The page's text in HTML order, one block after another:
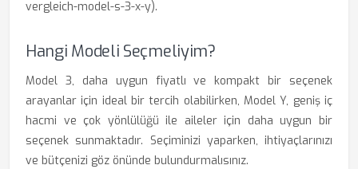
vergleich-model-s-3-x-y).
Hangi Modeli Seçmeliyim?
Model 3, daha uygun fiyatlı ve kompakt bir seçenek
arayanlar için ideal bir tercih olabilirken, Model Y, geniş iç
hacmi ve çok yönlülüğü ile aileler için daha uygun bir
seçenek sunmaktadır. Seçiminizi yaparken, ihtiyaçlarınızı
ve bütçenizi göz önünde bulundurmalısınız.